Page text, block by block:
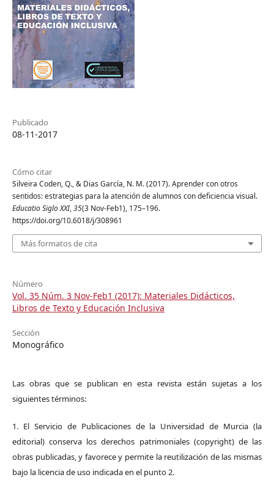
Publicado
08-11-2017
Cómo citar
Silveira Coden, Q., & Dias García, N. M. (2017). Aprender con otros
sentidos: estrategias para la atención de alumnos con deficiencia visual.
Educatio Siglo XXI,35(3 Nov-Feb1), 175–196.
https://doi.org/10.6018/j/308961
Más formatos de cita
Número
Vol. 35 Núm. 3 Nov-Feb1 (2017): Materiales Didácticos,
Libros de Texto y Educación Inclusiva
Sección
Monográfico
Las obras que se publican en esta revista están sujetas a los
siguientes términos:
1. El Servicio de Publicaciones de la Universidad de Murcia (la
editorial) conserva los derechos patrimoniales (copyright) de las
obras publicadas, y favorece y permite la reutilización de las mismas
bajo la licencia de uso indicada en el punto 2.